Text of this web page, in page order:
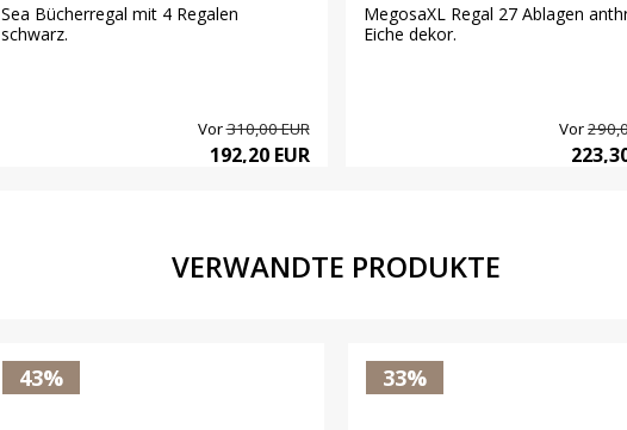
Sea Bücherregal mit 4 Regalen
schwarz.
Vor310,00 EUR
192,20 EUR
MegosaXL Regal 27 Ablagen
Eiche dekor.
Vor
VERWANDTE PRODUKTE
43% 33%